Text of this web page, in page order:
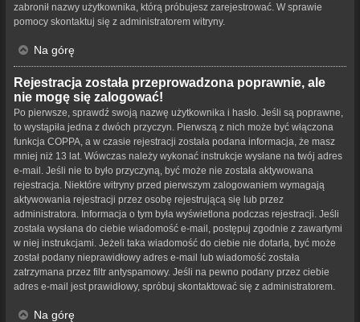
zabronił nazwy użytkownika, którą próbujesz zarejestrować. W sprawie
pomocy skontaktuj się z administratorem witryny.
Na górę
Rejestracja została przeprowadzona poprawnie, ale
nie mogę się zalogować!
Po pierwsze, sprawdź swoją nazwę użytkownika i hasło. Jeśli są poprawne,
to wystąpiła jedna z dwóch przyczyn. Pierwszą z nich może być włączona
funkcja COPPA, a w czasie rejestracji została podana informacja, że masz
mniej niż 13 lat. Wówczas należy wykonać instrukcje wysłane na twój adres
e-mail. Jeśli nie to było przyczyną, być może nie została aktywowana
rejestracja. Niektóre witryny przed pierwszym zalogowaniem wymagają
aktywowania rejestracji przez osobę rejestrującą się lub przez
administratora. Informacja o tym była wyświetlona podczas rejestracji. Jeśli
została wysłana do ciebie wiadomość e-mail, postępuj zgodnie z zawartymi
w niej instrukcjami. Jeżeli taka wiadomość do ciebie nie dotarła, być może
został podany nieprawidłowy adres e-mail lub wiadomość została
zatrzymana przez filtr antyspamowy. Jeśli na pewno podany przez ciebie
adres e-mail jest prawidłowy, spróbuj skontaktować się z administratorem.
Na górę